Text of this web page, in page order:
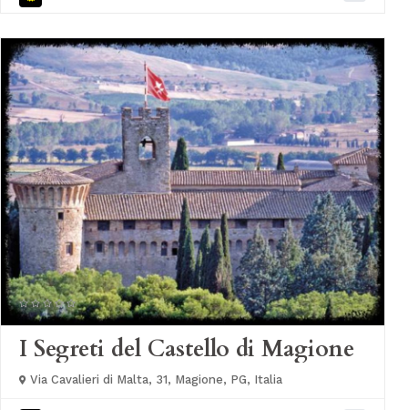
I Segreti del Castello di Magione
Via Cavalieri di Malta, 31, Magione, PG, Italia